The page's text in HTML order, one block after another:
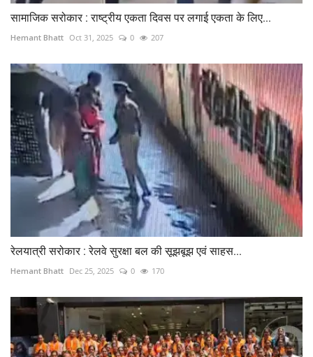
सामाजिक सरोकार : राष्ट्रीय एकता दिवस पर लगाई एकता के लिए...
Hemant Bhatt Oct 31, 2025 0 207
रेलयात्री सरोकार : रेलवे सुरक्षा बल की सूझबूझ एवं साहस...
Hemant Bhatt Dec 25, 2025 0 170